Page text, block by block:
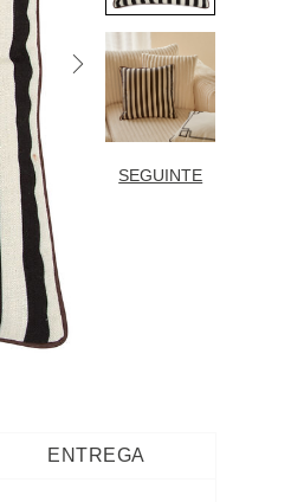
SEGUINTE
ENTREGA